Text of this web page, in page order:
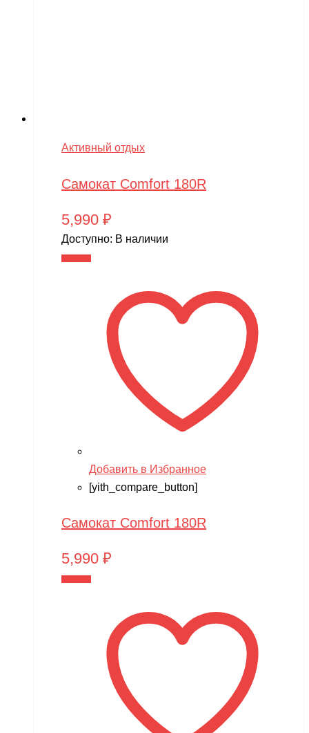
Активный отдых
Самокат Comfort 180R
5,990 ₽
Доступно: В наличии
Добавить в Избранное
[yith_compare_button]
Самокат Comfort 180R
5,990 ₽